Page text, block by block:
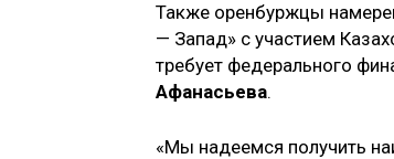
Также оренбуржцы
— Запад» с участием
требует федерального
Афанасьева.
«Мы надеемся получить